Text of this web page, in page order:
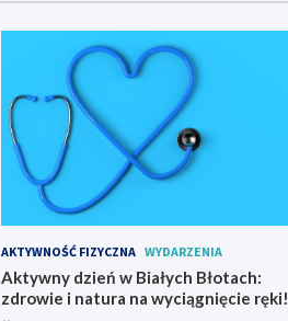
AKTYWNOŚĆ FIZYCZNA WYDARZENIA
Aktywny dzień w Białych Błotach:
zdrowie i natura na wyciągnięcie ręki!